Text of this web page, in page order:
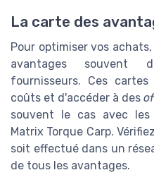
La carte des
Pour optimiser vos
avantages souvent
fournisseurs. Ces
coûts et d'accéder à des
souvent le cas avec les
Matrix Torque Carp.
soit effectué dans un
de tous les avantages.